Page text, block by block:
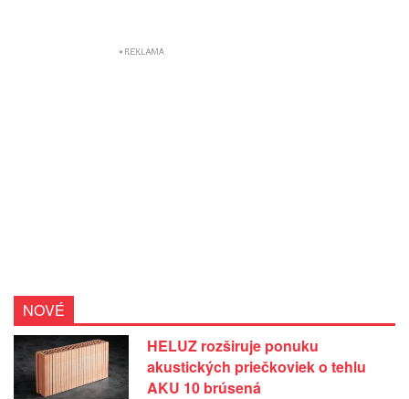
NOVÉ
HELUZ rozširuje ponuku
akustických priečkoviek o tehlu
AKU 10 brúsená